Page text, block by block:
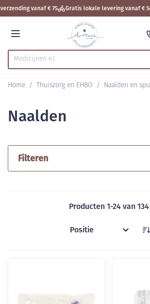
Ga naar de inhoud
1 van 1vanaf € 75 Gratis lokale levering vanaf € 50
Menu
Product, merk, categorie...
Home / Thuiszorg en EHBO / Naalden en
Naalden
Filteren
Producten 1-24van 134
Sorteer op: